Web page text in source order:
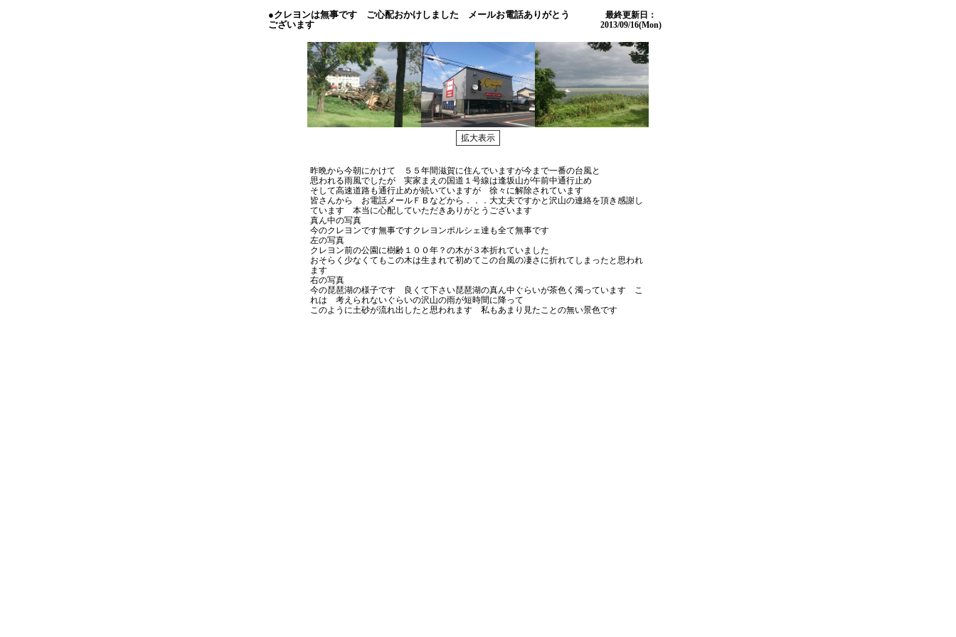
●クレヨンは無事です ご心配おかけしました メールお電話ありがとう
ございます
最終更新日：
2013/09/16(Mon)
昨晩から今朝にかけて ５５年間滋賀に住んでいますが今まで一番の台風と
思われる雨風でしたが 実家まえの国道１号線は逢坂山が午前中通行止め
そして高速道路も通行止めが続いていますが 徐々に解除されています
皆さんから お電話メールＦＢなどから．．．大丈夫ですかと沢山の連絡を頂き感謝し
ています 本当に心配していただきありがとうございます
真ん中の写真
今のクレヨンです無事ですクレヨンポルシェ達も全て無事です
左の写真
クレヨン前の公園に樹齢１００年？の木が３本折れていました
おそらく少なくてもこの木は生まれて初めてこの台風の凄さに折れてしまったと思われ
ます
右の写真
今の琵琶湖の様子です 良くて下さい琵琶湖の真ん中ぐらいが茶色く濁っています こ
れは 考えられないぐらいの沢山の雨が短時間に降って
このように土砂が流れ出したと思われます 私もあまり見たことの無い景色です